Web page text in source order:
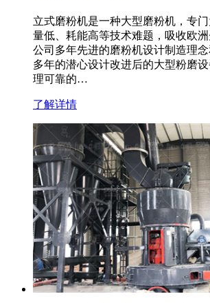
立式磨粉机是一种大型磨粉机，专
量低、耗能高等技术难题，吸收欧
公司多年先进的磨粉机设计制造理
多年的潜心设计改进后的大型粉磨
理可靠的…
了解详情